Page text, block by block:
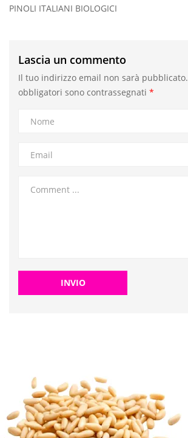
PINOLI ITALIANI BIOLOGICI
Lascia un commento
Il tuo indirizzo email non sarà pubblicato.
obbligatori sono contrassegnati *